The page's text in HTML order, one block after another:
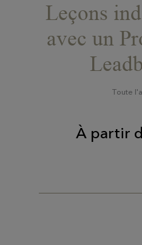
Leçons
avec un
Toute
À partir